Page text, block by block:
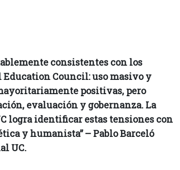
consistentes con los
Council: uso masivo y
positivas, pero
evaluación y gobernanza. La
logra identificar estas tensiones con
y humanista” – Pablo Barceló
UC.